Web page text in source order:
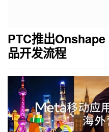
PTC推出
品开发流程